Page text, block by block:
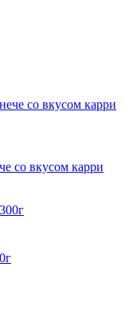
со вкусом карри